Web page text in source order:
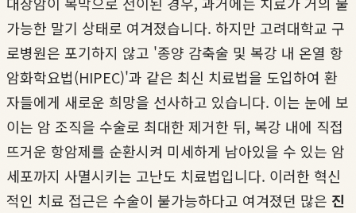
가능한 말기 상태로 여겨졌습니다. 하지만 고려대학교 구
로병원은 포기하지 않고 '종양 감축술 및 복강 내 온열 항
암화학요법(HIPEC)'과 같은 최신 치료법을 도입하여 환
자들에게 새로운 희망을 선사하고 있습니다. 이는 눈에 보
이는 암 조직을 수술로 최대한 제거한 뒤, 복강 내에 직접
뜨거운 항암제를 순환시켜 미세하게 남아있을 수 있는 암
세포까지 사멸시키는 고난도 치료법입니다. 이러한 혁신
적인 치료 접근은 수술이 불가능하다고 여겨졌던 많은 진